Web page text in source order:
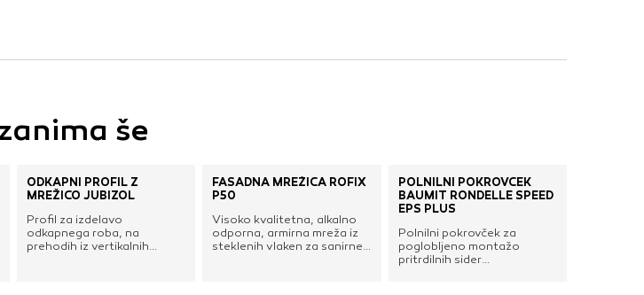
še
ODKAPNI PROFIL Z
MREŽICO JUBIZOL
Profil za izdelavo
odkapnega roba, na
prehodih iz vertikalnih
FASADNA MREŽICA RÖFIX
P50
Visoko kvalitetna, alkalno
odporna, armirna mreža iz
steklenih vlaken za sanirne
POLNILNI POKROVČEK
BAUMIT RONDELLE SPEED
EPS PLUS
Polnilni pokrovček za
poglobljeno montažo
pritrdilnih sider